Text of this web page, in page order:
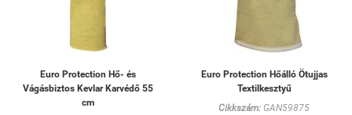
Euro Protection Hő- és
Vágásbiztos Kevlar Karvédő 55
cm
Euro Protection Hőálló Ötujjas
Textilkesztyű
Cikkszám: GAN59875